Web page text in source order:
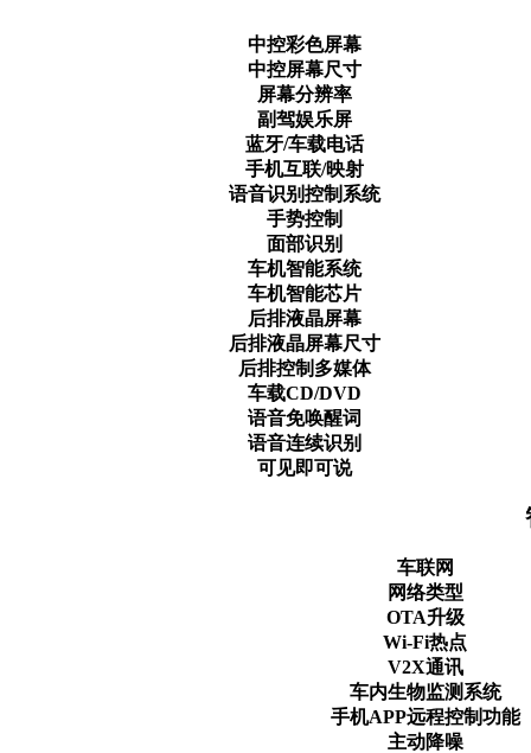
中控彩色屏幕
中控屏幕尺寸
屏幕分辨率
副驾娱乐屏
蓝牙/车载电话
手机互联/映射
语音识别控制系统
手势控制
面部识别
车机智能系统
车机智能芯片
后排液晶屏幕
后排液晶屏幕尺寸
后排控制多媒体
车载CD/DVD
语音免唤醒词
语音连续识别
可见即可说
车联网
网络类型
OTA升级
Wi-Fi热点
V2X通讯
车内生物监测系统
手机APP远程控制功能
主动降噪